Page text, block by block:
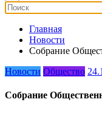
Главная
Новости
Собрание
Новости Общество
Собрание